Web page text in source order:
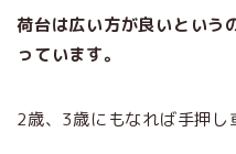
荷台は広い方が良いという
っています。
2歳、3歳にもなれば手押し